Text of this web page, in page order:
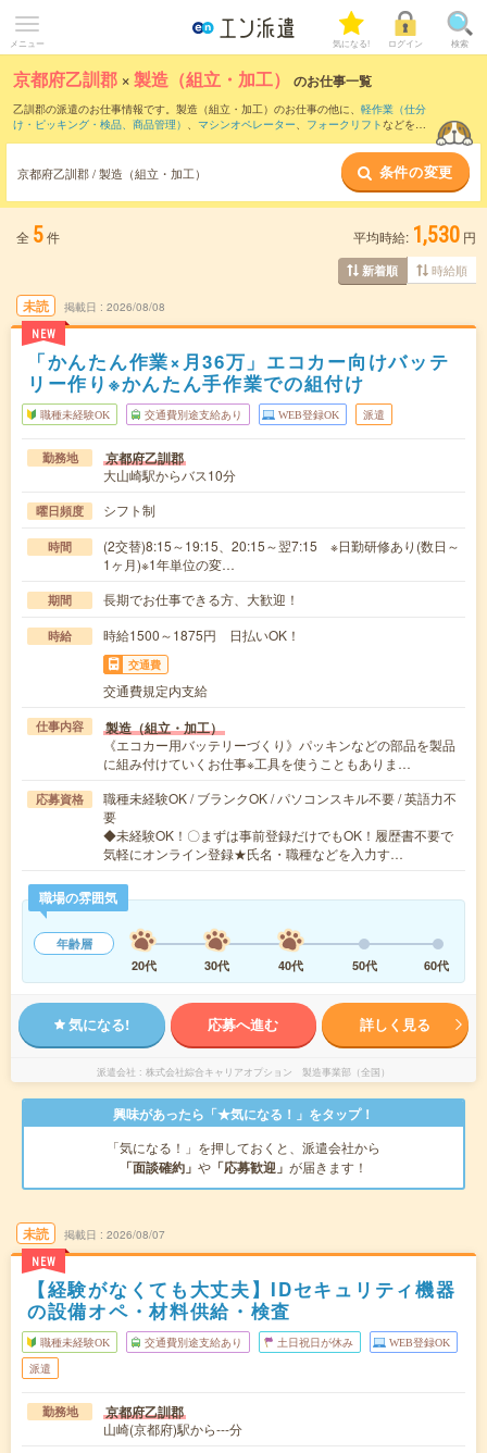
メニュー 気になる! ログイン 検索
京都府乙訓郡 ×製造（組立・加工） のお仕事一覧
乙訓郡の派遣のお仕事情報です。製造（組立・加工）のお仕事の他に、 軽作業（仕分
け・ピッキング・検品、商品管理） 、 マシンオペレーター、 フォークリフトなどを取
製造（組立・加工）のお仕事とは？とは？
京都府乙訓郡 / 製造（組立・加工） 条件の変更
全 5件 平均時給: 1,530 円
新着順 時給順
未読
NEW
掲載日 2026/08/08
「かんたん作業×月36万」エコカー向けバッテ
リー作り※かんたん手作業での組付け
職種未経験OK 交通費別途支給あり WEB登録OK 派遣
勤務地 京都府乙訓郡
大山崎駅からバス10分
曜日頻度 シフト制
時間
(2交替)8:15～19:15、20:15～翌7:15 ※日勤研修あり(数日～
1ヶ月)※1年単位の変…
期間 長期でお仕事できる方、大歓迎！
時給 時給1500～1875円 日払いOK！
交通費
交通費規定内支給
仕事内容 製造（組立・加工）
《エコカー用バッテリーづくり》パッキンなどの部品を製品
に組み付けていくお仕事※工具を使うこともありま…
応募資格
職種未経験OK / ブランクOK / パソコンスキル不要 / 英語力不
要
◆未経験OK！〇まずは事前登録だけでもOK！履歴書不要で
気軽にオンライン登録★氏名・職種などを入力す…
職場の雰囲気
年齢層
20代
30代 40代 50代 60代
気になる! 応募へ進む 詳しく見る
派遣会社 株式会社綜合キャリアオプション 製造事業部（全国）
興味があったら「★気になる！」をタップ！
「気になる！」を押しておくと、派遣会社から
「面談確約」 や 「応募歓迎」 が届きます！
未読
NEW
掲載日 2026/08/07
【経験がなくても大丈夫】IDセキュリティ機器
の設備オペ・材料供給・検査
職種未経験OK 交通費別途支給あり 土日祝日が休み WEB登録OK
派遣
勤務地 京都府乙訓郡
山崎(京都府)駅から---分